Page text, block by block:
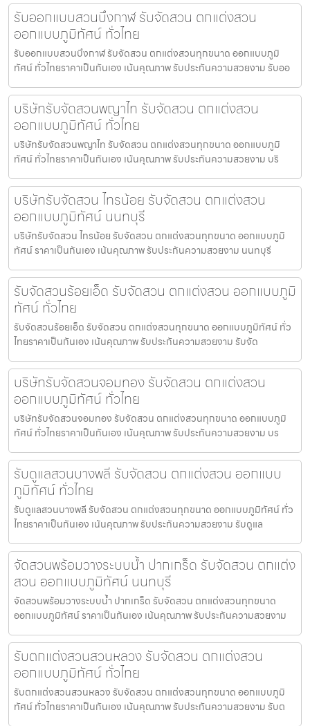
รับออกแบบสวนบึงกาฬ รับจัดสวน ตกแต่งสวน
ออกแบบภูมิทัศน์ ทั่วไทย
รับออกแบบสวนบึงกาฬ รับจัดสวน ตกแต่งสวนทุกขนาด ออกแบบภูมิ
ทัศน์ ทั่วไทยราคาเป็นกันเอง เน้นคุณภาพ รับประกันความสวยงาม รับออ
บริษัทรับจัดสวนพญาไท รับจัดสวน ตกแต่งสวน
ออกแบบภูมิทัศน์ ทั่วไทย
บริษัทรับจัดสวนพญาไท รับจัดสวน ตกแต่งสวนทุกขนาด ออกแบบภูมิ
ทัศน์ ทั่วไทยราคาเป็นกันเอง เน้นคุณภาพ รับประกันความสวยงาม บริ
บริษัทรับจัดสวน ไทรน้อย รับจัดสวน ตกแต่งสวน
ออกแบบภูมิทัศน์ นนทบุรี
บริษัทรับจัดสวน ไทรน้อย รับจัดสวน ตกแต่งสวนทุกขนาด ออกแบบภูมิ
ทัศน์ ราคาเป็นกันเอง เน้นคุณภาพ รับประกันความสวยงาม นนทบุรี
รับจัดสวนร้อยเอ็ด รับจัดสวน ตกแต่งสวน ออกแบบภูมิ
ทัศน์ ทั่วไทย
รับจัดสวนร้อยเอ็ด รับจัดสวน ตกแต่งสวนทุกขนาด ออกแบบภูมิทัศน์ ทั่ว
ไทยราคาเป็นกันเอง เน้นคุณภาพ รับประกันความสวยงาม รับจัด
บริษัทรับจัดสวนจอมทอง รับจัดสวน ตกแต่งสวน
ออกแบบภูมิทัศน์ ทั่วไทย
บริษัทรับจัดสวนจอมทอง รับจัดสวน ตกแต่งสวนทุกขนาด ออกแบบภูมิ
ทัศน์ ทั่วไทยราคาเป็นกันเอง เน้นคุณภาพ รับประกันความสวยงาม บร
รับดูแลสวนบางพลี รับจัดสวน ตกแต่งสวน ออกแบบ
ภูมิทัศน์ ทั่วไทย
รับดูแลสวนบางพลี รับจัดสวน ตกแต่งสวนทุกขนาด ออกแบบภูมิทัศน์ ทั่ว
ไทยราคาเป็นกันเอง เน้นคุณภาพ รับประกันความสวยงาม รับดูแล
จัดสวนพร้อมวางระบบน้ำ ปากเกร็ด รับจัดสวน ตกแต่ง
สวน ออกแบบภูมิทัศน์ นนทบุรี
จัดสวนพร้อมวางระบบน้ำ ปากเกร็ด รับจัดสวน ตกแต่งสวนทุกขนาด
ออกแบบภูมิทัศน์ ราคาเป็นกันเอง เน้นคุณภาพ รับประกันความสวยงาม
รับตกแต่งสวนสวนหลวง รับจัดสวน ตกแต่งสวน
ออกแบบภูมิทัศน์ ทั่วไทย
รับตกแต่งสวนสวนหลวง รับจัดสวน ตกแต่งสวนทุกขนาด ออกแบบภูมิ
ทัศน์ ทั่วไทยราคาเป็นกันเอง เน้นคุณภาพ รับประกันความสวยงาม รับต